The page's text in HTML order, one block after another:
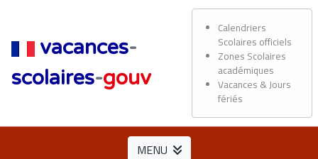
vacances-
scolaires-gouv
Calendriers
Scolaires officiels
Zones Scolaires
académiques
Vacances & Jours
fériés
MENU